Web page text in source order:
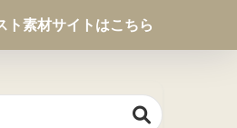
ト素材サイトはこちら